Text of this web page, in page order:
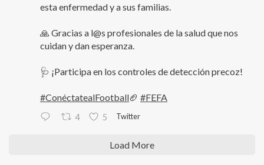
esta enfermedad y a sus familias.
🙏 Gracias a l@s profesionales de la salud que nos
cuidan y dan esperanza.
🩺 ¡Participa en los controles de detección precoz!
#ConéctatealFootball🏈 #FEFA
4 5 Twitter
Load More